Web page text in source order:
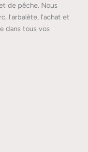
de pêche. Nous
l'arbalète, l'achat et
dans tous vos